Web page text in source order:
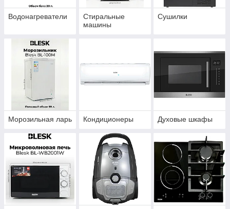
Водонагреватели
Стиральные
машины
Сушилки
Морозильная ларь Кондиционеры Духовые шкафы